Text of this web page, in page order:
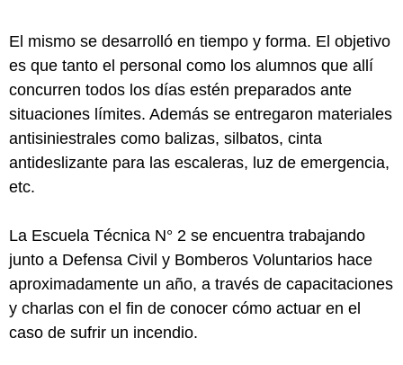
El mismo se desarrolló en tiempo y forma. El objetivo
es que tanto el personal como los alumnos que allí
concurren todos los días estén preparados ante
situaciones límites. Además se entregaron materiales
antisiniestrales como balizas, silbatos, cinta
antideslizante para las escaleras, luz de emergencia,
etc.
La Escuela Técnica N° 2 se encuentra trabajando
junto a Defensa Civil y Bomberos Voluntarios hace
aproximadamente un año, a través de capacitaciones
y charlas con el fin de conocer cómo actuar en el
caso de sufrir un incendio.